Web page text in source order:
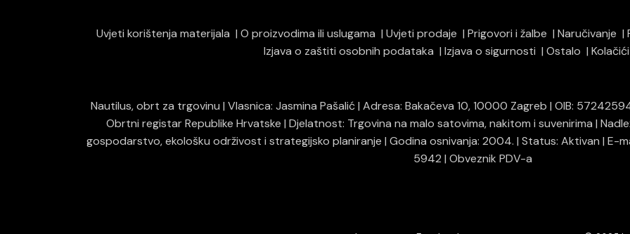
Uvjeti korištenja materijala O proizvodima ili uslugama Uvjeti prodaje Prigovori i žalbe Naručivanje
Izjava o zaštiti osobnih podataka
Izjava o sigurnosti Ostalo
Nautilus, obrt za trgovinu | Vlasnica: Jasmina Pašalić | Adresa: Bakačeva 10, 10000 Zagreb | OIB:
Obrtni registar Republike Hrvatske | Djelatnost: Trgovina na malo satovima, nakitom i suvenirima |
gospodarstvo, ekološku održivost i strategijsko planiranje | Godina osnivanja: 2004. | Status: Aktivan | E-
5942 | Obveznik PDV-a